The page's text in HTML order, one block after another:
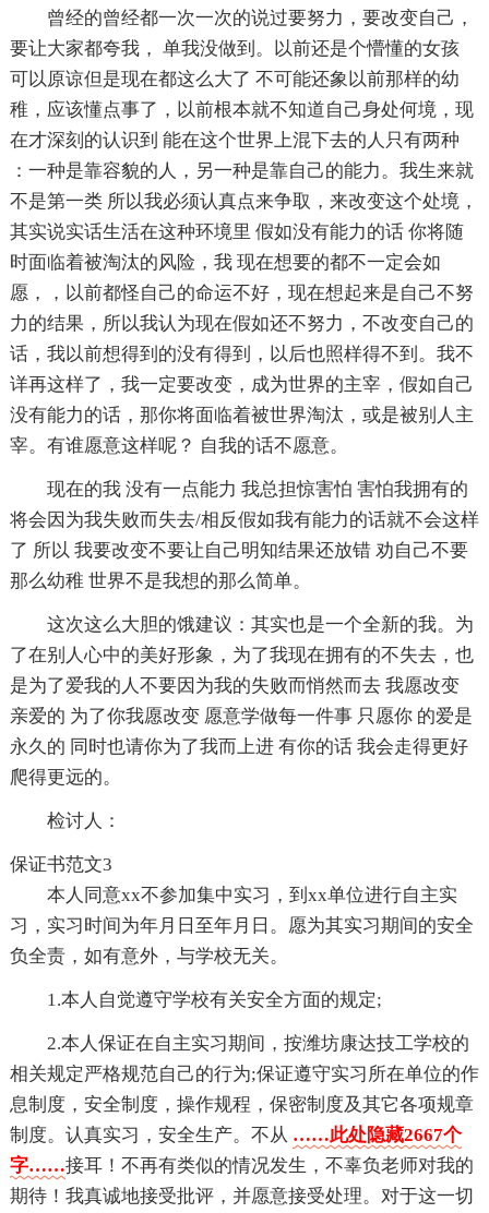
曾经的曾经都一次一次的说过要努力，要改变自己，
要让大家都夸我， 单我没做到。以前还是个懵懂的女孩
可以原谅但是现在都这么大了 不可能还象以前那样的幼
稚，应该懂点事了，以前根本就不知道自己身处何境，现
在才深刻的认识到 能在这个世界上混下去的人只有两种
：一种是靠容貌的人，另一种是靠自己的能力。我生来就
不是第一类 所以我必须认真点来争取，来改变这个处境，
其实说实话生活在这种环境里 假如没有能力的话 你将随
时面临着被淘汰的风险，我 现在想要的都不一定会如
愿，，以前都怪自己的命运不好，现在想起来是自己不努
力的结果，所以我认为现在假如还不努力，不改变自己的
话，我以前想得到的没有得到，以后也照样得不到。我不
详再这样了，我一定要改变，成为世界的主宰，假如自己
没有能力的话，那你将面临着被世界淘汰，或是被别人主
宰。有谁愿意这样呢？ 自我的话不愿意。
现在的我 没有一点能力 我总担惊害怕 害怕我拥有的
将会因为我失败而失去/相反假如我有能力的话就不会这样
了 所以 我要改变不要让自己明知结果还放错 劝自己不要
那么幼稚 世界不是我想的那么简单。
这次这么大胆的饿建议：其实也是一个全新的我。为
了在别人心中的美好形象，为了我现在拥有的不失去，也
是为了爱我的人不要因为我的失败而悄然而去 我愿改变
亲爱的 为了你我愿改变 愿意学做每一件事 只愿你 的爱是
永久的 同时也请你为了我而上进 有你的话 我会走得更好
爬得更远的。
检讨人：
保证书范文3
本人同意xx不参加集中实习，到xx单位进行自主实
习，实习时间为年月日至年月日。愿为其实习期间的安全
负全责，如有意外，与学校无关。
1.本人自觉遵守学校有关安全方面的规定;
2.本人保证在自主实习期间，按潍坊康达技工学校的
相关规定严格规范自己的行为;保证遵守实习所在单位的作
息制度，安全制度，操作规程，保密制度及其它各项规章
制度。认真实习，安全生产。不从 ……此处隐藏2667个
字……接耳！不再有类似的情况发生，不辜负老师对我的
期待！我真诚地接受批评，并愿意接受处理。对于这一切